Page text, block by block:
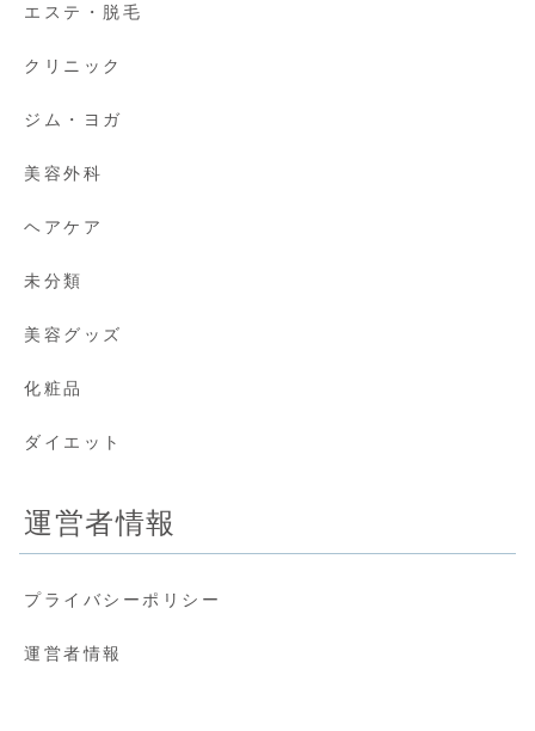
エステ・脱毛
クリニック
ジム・ヨガ
美容外科
ヘアケア
未分類
美容グッズ
化粧品
ダイエット
運営者情報
プライバシーポリシー
運営者情報